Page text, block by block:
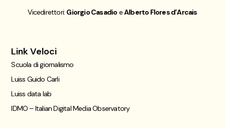
Vicedirettori: Giorgio Casadio eAlberto Flores d’Arcais
Link Veloci
Scuola di giornalismo
Luiss Guido Carli
Luiss data lab
IDMO – Italian Digital Media Observatory